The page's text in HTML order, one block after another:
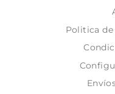
Politica